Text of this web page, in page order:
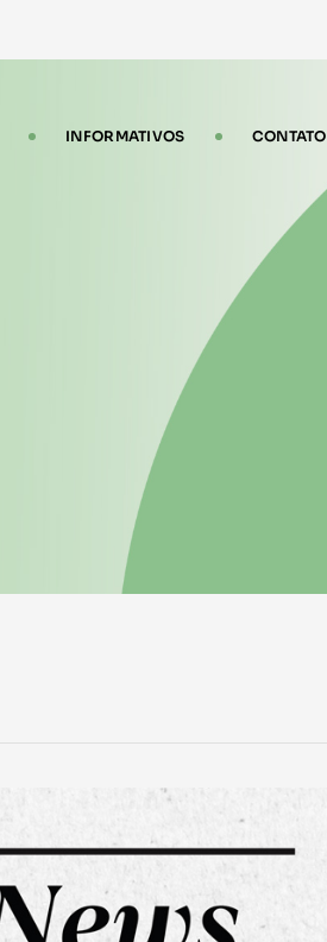
INFORMATIVOS CONTATO